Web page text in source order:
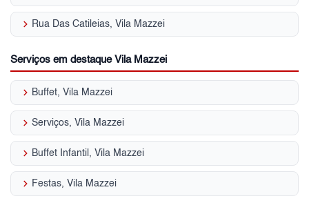
keyboard_arrow_right Rua Das Catileias, Vila Mazzei
Serviços em destaque Vila Mazzei
keyboard_arrow_right Buffet, Vila Mazzei
keyboard_arrow_right Serviços, Vila Mazzei
keyboard_arrow_right Buffet Infantil, Vila Mazzei
keyboard_arrow_right Festas, Vila Mazzei